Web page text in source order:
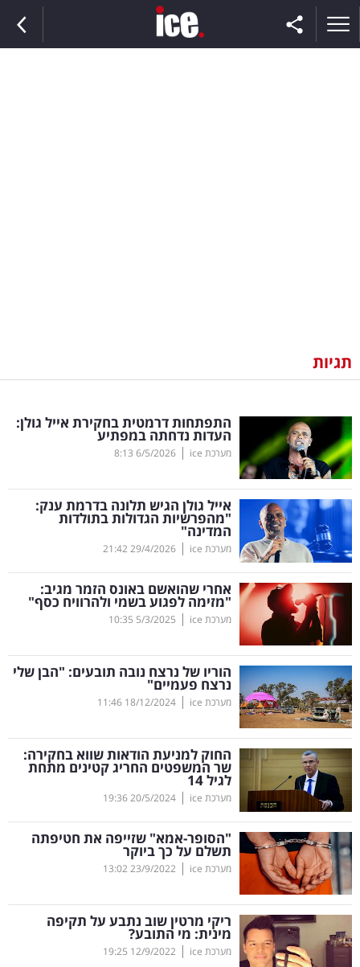
וצרכנות
דיגיטל
וטק
שיווק
ופרסום
משפט
מדדים
ומחקרים
דעות
רכילות
עסקית
קריפטו
ויראלי
טלוויזיה
עסקי
ספורט
קריירה
ולימודים
תגיות
התפתחות דרמטית בחקירת אייל גולן:
העדות נדחתה במפתיע
מערכת ice |
6/5/2026
8:13
אייל גולן הגיש תלונה בדרמת ענק:
"מהפרשיות הגדולות בתולדות
המדינה"
מערכת ice |
29/4/2026
21:42
אחרי שהואשם באונס הזמר מגיב:
"מזימה לפגוע בשמי ולהרוויח כסף"
מערכת ice |
5/3/2025
10:35
הוריו של נרצח נובה תובעים: "הבן שלי
נרצח פעמיים"
מערכת ice |
18/12/2024
11:46
החוק למניעת הודאות שווא בחקירה:
שר המשפטים החריג קטינים מתחת
לגיל 14
מערכת ice |
20/5/2024
19:36
"הסופר-אמא" שזייפה את חטיפתה
תשלם על כך ביוקר
מערכת ice |
23/9/2022
13:02
ריקי מרטין שוב נתבע על תקיפה
מינית: מי התובע?
מערכת ice |
12/9/2022
19:25